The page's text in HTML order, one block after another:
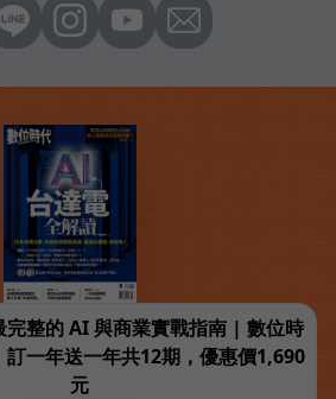
完整的 AI 與商業實戰指南 | 數位時
一年送一年共12期，優惠價1,690
元